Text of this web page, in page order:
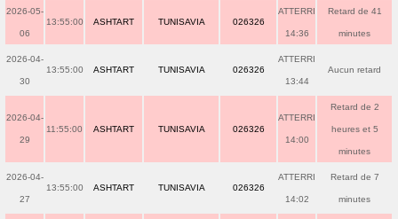
2026-05-
06
13:55:00 ASHTART TUNISAVIA 026326
ATTERRI
14:36
Retard de 41
minutes
2026-04-
30
13:55:00 ASHTART TUNISAVIA 026326
ATTERRI
13:44
Aucun retard
2026-04-
29
11:55:00 ASHTART TUNISAVIA 026326
ATTERRI
14:00
Retard de 2
heures et 5
minutes
2026-04-
27
13:55:00 ASHTART TUNISAVIA 026326
ATTERRI
14:02
Retard de 7
minutes